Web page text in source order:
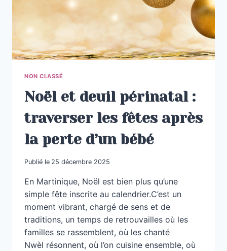
PÉRINATAL
NON CLASSÉ
Noël et deuil périnatal :
traverser les fêtes après
la perte d’un bébé
Publié le 25 décembre 2025
En Martinique, Noël est bien plus qu’une
simple fête inscrite au calendrier.C’est un
moment vibrant, chargé de sens et de
traditions, un temps de retrouvailles où les
familles se rassemblent, où les chanté
Nwèl résonnent, où l’on cuisine ensemble, où